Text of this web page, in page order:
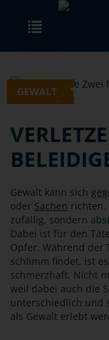
Skip to main content
GEWALT
Gewalt kann sich
oder Sachen richten.
zufällig, sondern
Dabei ist für den
Opfer. Während der
schlimm findet, ist
schmerzhaft. Nicht
weil dabei auch die
unterschiedlich und
als Gewalt erlebt